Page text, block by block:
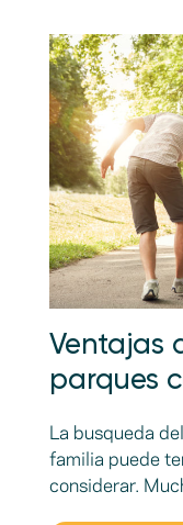
Ventajas
parques
La busqueda
familia puede
considerar.